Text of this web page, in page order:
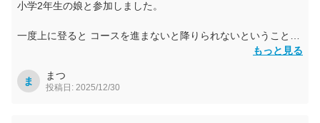
お待ちしております。
PANZAてんしばイーナ
小学2年生の娘と参加しました。
一度上に登ると コースを進まないと降りられないということは
不安要素でしたが、途中渋りながらも最後まで楽しむことがで
今度は別のプログラムを体験したいねと言って笑顔で帰ること
もっと見る
ま まつ
投稿日: 2025/12/30